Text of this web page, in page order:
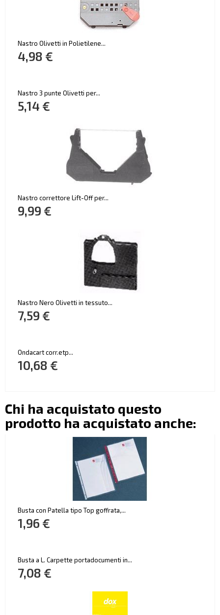
Nastro Olivetti in Polietilene...
4,98 €
Nastro 3 punte Olivetti per...
5,14 €
Nastro correttore Lift-Off per...
9,99 €
Nastro Nero Olivetti in tessuto...
7,59 €
Ondacart corr.etp...
10,68 €
Chi ha acquistato questo
prodotto ha acquistato anche:
Busta con Patella tipo Top goffrata,...
1,96 €
Busta a L. Carpette portadocumenti in...
7,08 €